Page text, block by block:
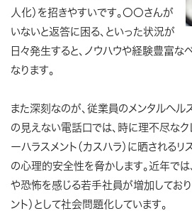
人化）を招きやすいです。〇〇さんが
いないと返答に困る、といった状況が
日々発生すると、ノウハウや経験豊富な
なります。
また深刻なのが、従業員のメンタルヘル
の見えない電話口では、時に理不尽な
ーハラスメント（カスハラ）に晒されるリ
の心理的安全性を脅かします。近年で
や恐怖を感じる若手社員が増加しており
ント）として社会問題化しています。